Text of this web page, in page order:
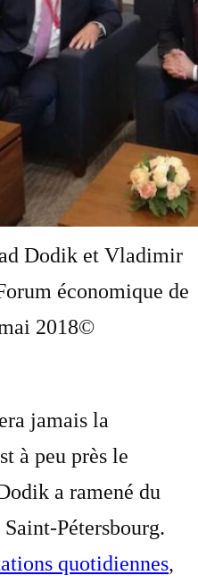
Dodik et Vladimir
économique de
2018©
jamais la
à peu près le
a ramené du
Pétersbourg.
quotidiennes,